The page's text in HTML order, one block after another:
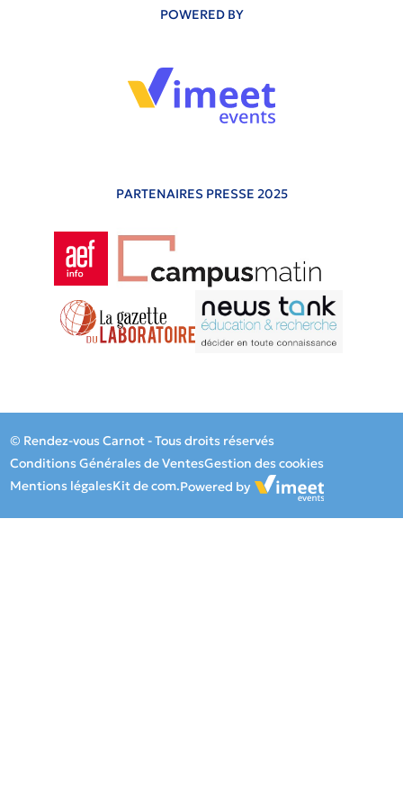
POWERED BY
PARTENAIRES PRESSE 2025
© Rendez-vous Carnot - Tous droits réservés
Conditions Générales de VentesGestion des cookies
Mentions légalesKit de com.Powered by